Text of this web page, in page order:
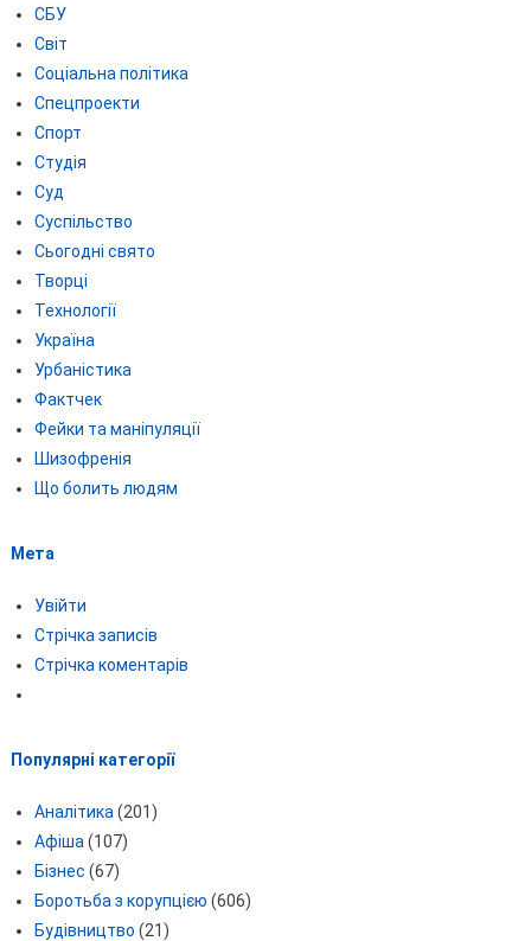
СБУ
Світ
Соціальна політика
Спецпроекти
Спорт
Студія
Суд
Суспільство
Сьогодні свято
Творці
Технології
Україна
Урбаністика
Фактчек
Фейки та маніпуляції
Шизофренія
Що болить людям
Мета
Увійти
Стрічка записів
Стрічка коментарів
Популярні категорії
Аналітика (201)
Афіша (107)
Бізнес (67)
Боротьба з корупцією (606)
Будівництво (21)